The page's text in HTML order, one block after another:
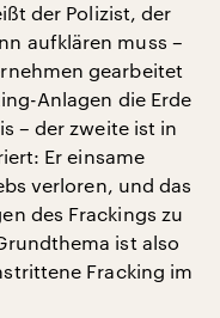
der Polizist, der
aufklären muss –
gearbeitet
Anlagen die Erde
– der zweite ist in
Er einsame
verloren, und das
des Frackings zu
ist also
Fracking im